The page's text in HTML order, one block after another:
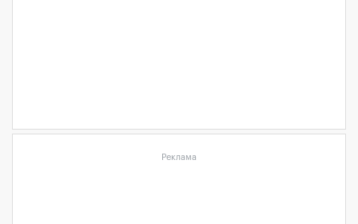
Реклама